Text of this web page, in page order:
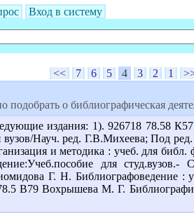
Вход в систему
<< 7 6 5 4 3 2 1
о библиографическая
издания: 1). 926718 78.58
вузов/Науч. ред. Г.В.Михеева; Под
и методика : учеб. для
для студ.вузов.-
Г. Н.
В79 Вохрышева М. Г.